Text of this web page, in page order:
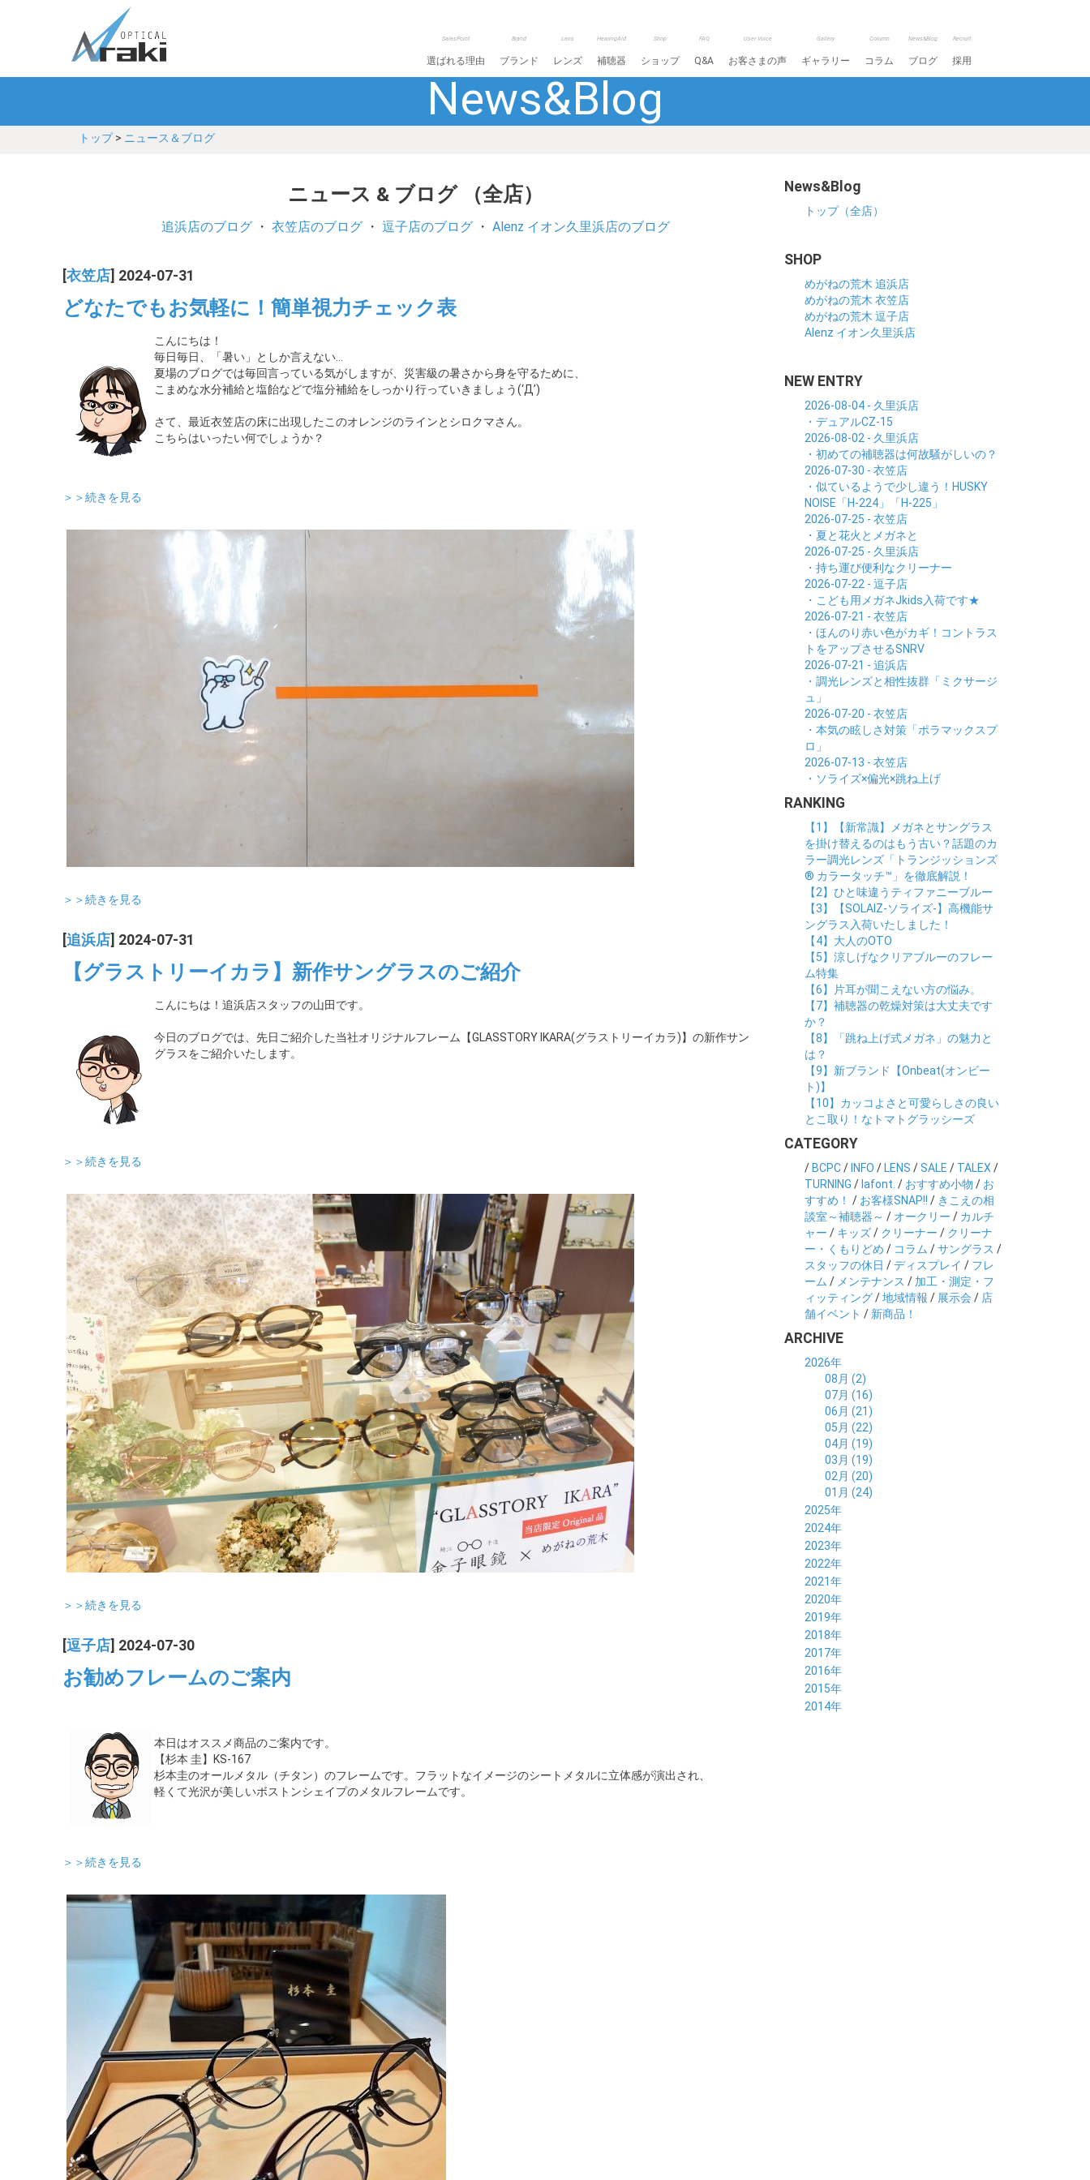
SalesPoint
選ばれる理由
Brand
ブランド
Lens
レンズ
HearingAid
補聴器
Shop
ショップ
FAQ
Q&A
User Voice
お客さまの声
Gallery
ギャラリー
Column
コラム
News&Blog
ブログ
Recruit
採用
News&Blog
トップ> ニュース＆ブログ
ニュース & ブログ （全店）
追浜店のブログ・ 衣笠店のブログ・ 逗子店のブログ・ Alenz イオン久里浜店のブログ
衣笠店 ] 2024-07-31
どなたでもお気軽に！簡単視力チェック表
こんにちは！
毎日毎日、「暑い」としか言えない…
夏場のブログでは毎回言っている気がしますが、災害級の暑さから身を守るために、
こまめな水分補給と塩飴などで塩分補給をしっかり行っていきましょう(‘Д’)
さて、最近衣笠店の床に出現したこのオレンジのラインとシロクマさん。
こちらはいったい何でしょうか？
＞＞続きを見る
＞＞続きを見る
追浜店 ] 2024-07-31
【グラストリーイカラ】新作サングラスのご紹介
こんにちは！追浜店スタッフの山田です。
今日のブログでは、先日ご紹介した当社オリジナルフレーム【GLASSTORY IKARA(グラストリーイカラ)】の新作サン
グラスをご紹介いたします。
＞＞続きを見る
＞＞続きを見る
逗子店 ] 2024-07-30
お勧めフレームのご案内
本日はオススメ商品のご案内です。
【杉本 圭】KS-167
杉本圭のオールメタル（チタン）のフレームです。フラットなイメージのシートメタルに立体感が演出され、
軽くて光沢が美しいボストンシェイプのメタルフレームです。
＞＞続きを見る
News&Blog
トップ（全店）
SHOP
めがねの荒木 追浜店
めがねの荒木 衣笠店
めがねの荒木 逗子店
Alenz イオン久里浜店
NEW ENTRY
2026-08-04 - 久里浜店
・デュアルCZ-15
2026-08-02 - 久里浜店
・初めての補聴器は何故騒がしいの？
2026-07-30 - 衣笠店
・似ているようで少し違う！HUSKY
NOISE「H-224」「H-225」
2026-07-25 - 衣笠店
・夏と花火とメガネと
2026-07-25 - 久里浜店
・持ち運び便利なクリーナー
2026-07-22 - 逗子店
・こども用メガネJkids入荷です★
2026-07-21 - 衣笠店
・ほんのり赤い色がカギ！コントラス
トをアップさせるSNRV
2026-07-21 - 追浜店
・調光レンズと相性抜群「ミクサージ
ュ」
2026-07-20 - 衣笠店
・本気の眩しさ対策「ポラマックスプ
ロ」
2026-07-13 - 衣笠店
・ソライズ×偏光×跳ね上げ
RANKING
【1】【新常識】メガネとサングラス
を掛け替えるのはもう古い？話題のカ
ラー調光レンズ「トランジッションズ
® カラータッチ™」を徹底解説！
【2】ひと味違うティファニーブルー
【3】【SOLAIZ-ソライズ-】高機能サ
ングラス入荷いたしました！
【4】大人のOTO
【5】涼しげなクリアブルーのフレー
ム特集
【6】片耳が聞こえない方の悩み。
【7】補聴器の乾燥対策は大丈夫です
か？
【8】「跳ね上げ式メガネ」の魅力と
は？
【9】新ブランド【Onbeat(オンビー
ト)】
【10】カッコよさと可愛らしさの良い
とこ取り！なトマトグラッシーズ
CATEGORY
/ BCPC/ INFO / LENS /SALE / TALEX /
TURNING / lafont. / おすすめ小物 / お
すすめ！ / お客様SNAP!! / きこえの相
談室～補聴器～ / オークリー / カルチ
ャー / キッズ/ クリーナー / クリーナ
ー・くもりどめ / コラム /サングラス /
スタッフの休日 /ディスプレイ / フレ
ーム / メンテナンス / 加工・測定・フ
ィッティング/地域情報 / 展示会 / 店
舗イベント / 新商品！
ARCHIVE
2026年
08月 (2)
07月 (16)
06月 (21)
05月 (22)
04月 (19)
03月 (19)
02月 (20)
01月 (24)
2025年
12月 (14)
11月 (17)
10月 (21)
09月 (20)
08月 (20)
07月 (18)
06月 (22)
05月 (21)
04月 (19)
03月 (19)
02月 (19)
01月 (21)
2024年
12月 (19)
11月 (21)
10月 (23)
09月 (23)
08月 (20)
07月 (21)
06月 (22)
05月 (18)
04月 (26)
03月 (23)
02月 (29)
2023年
12月 (19)
11月 (19)
10月 (20)
09月 (22)
08月 (24)
07月 (26)
06月 (25)
05月 (28)
04月 (26)
03月 (30)
2022年
12月 (36)
11月 (16)
10月 (22)
09月 (20)
08月 (18)
07月 (21)
06月 (23)
05月 (25)
04月 (20)
2021年
12月 (18)
11月 (19)
10月 (20)
09月 (24)
08月 (35)
07月 (17)
06月 (25)
05月 (31)
2020年
12月 (19)
11月 (23)
10月 (24)
09月 (29)
08月 (26)
07月 (25)
06月 (21)
2019年
12月 (26)
11月 (21)
10月 (26)
09月 (26)
08月 (31)
07月 (22)
2018年
12月 (22)
11月 (28)
10月 (23)
09月 (27)
08月 (24)
2017年
12月 (20)
11月 (22)
10月 (21)
2016年
12月 (26)
11月 (21)
2015年
12月 (36)
2014年